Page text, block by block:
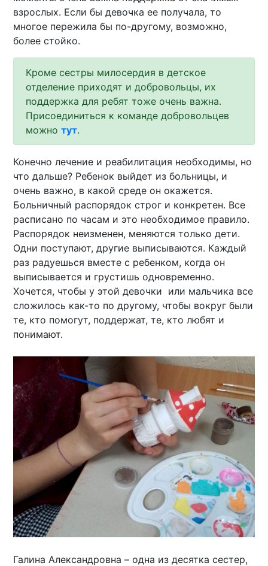
взрослых. Если бы девочка ее получала, то
многое пережила бы по-другому, возможно,
более стойко.
Кроме сестры милосердия в детское
отделение приходят и добровольцы, их
поддержка для ребят тоже очень важна.
Присоединиться к команде добровольцев
можнотут.
Конечно лечение и реабилитация необходимы, но
что дальше? Ребенок выйдет из больницы, и
очень важно, в какой среде он окажется.
Больничный распорядок строг и конкретен. Все
расписано по часам и это необходимое правило.
Распорядок неизменен, меняются только дети.
Одни поступают, другие выписываются. Каждый
раз радуешься вместе с ребенком, когда он
выписывается и грустишь одновременно.
Хочется, чтобы у этой девочки или мальчика все
сложилось как-то по другому, чтобы вокруг были
те, кто помогут, поддержат, те, кто любят и
понимают.
Галина Александровна – одна из десятка сестер,